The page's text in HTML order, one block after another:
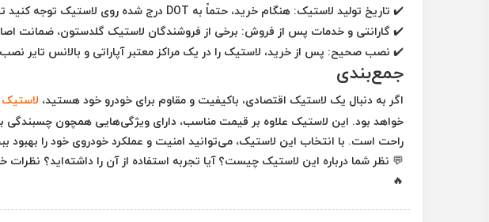
✔️ تاریخ تولید لاستیک: هنگام خرید، حتماً به DOT درج شده روی لاستیک توجه کنید
✔️گارانتی و خدمات پس از فروش: برخی از فروشندگان لاستیک گلدستون، ضمانت
✔️ نصب صحیح: پس از خرید، لاستیک را در یک مراکز معتبر آپاراتی و بالانس تایرنصب
جمع‌بندی
اگر به دنبال یک لاستیک اقتصادی، باکیفیت و مقاوم برای خودرو خود هستید،
خواهد بود. این لاستیک علاوه بر قیمت مناسب، دارای ویژگی‌هایی همچون چسبندگی
راحت است. با انتخاب این لاستیک، می‌توانید امنیت و عملکرد خودروی خود را بهبود
💬 نظر شما درباره این لاستیک چیست؟ آیا تجربه استفاده از آن را داشته‌اید؟ نظرات
🔥